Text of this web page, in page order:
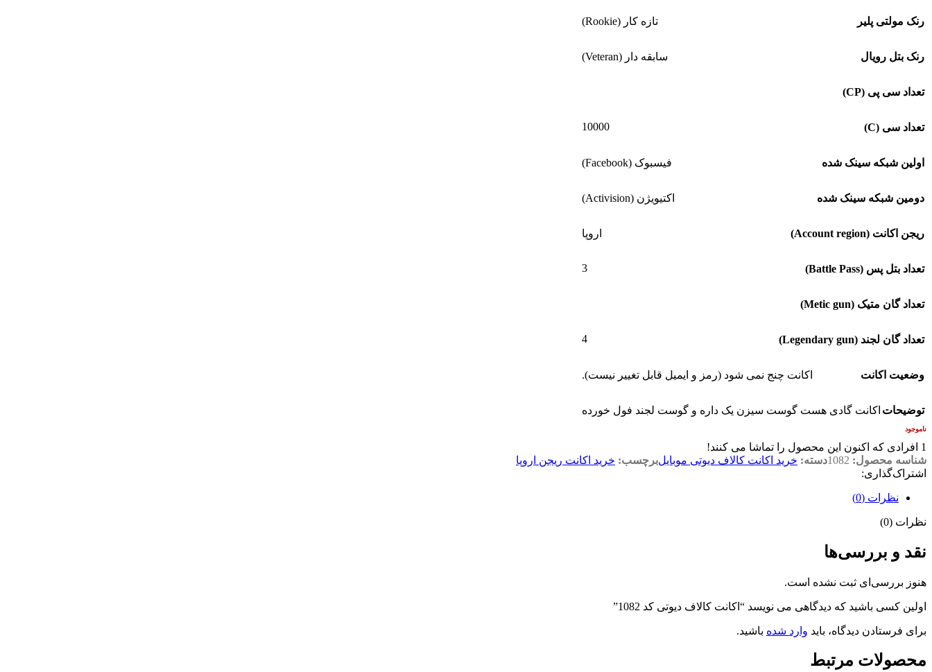
رنک مولتی پلیر تازه کار (Rookie)
رنک بتل رویال سابقه دار (Veteran)
تعداد سی پی (CP)
تعداد سی (C) 10000
اولین شبکه سینک شده فیسبوک (Facebook)
دومین شبکه سینک شده اکتیویژن (Activision)
ریجن اکانت (Account region) اروپا
تعداد بتل پس (Battle Pass) 3
تعداد گان متیک (Metic gun)
تعداد گان لجند (Legendary gun) 4
وضعیت اکانت اکانت چنج نمی شود (رمز و ایمیل قابل تغییر نیست).
توضیحات اکانت گادی هست گوست سیزن یک داره و گوست لجند فول خورده
ناموجود
1 افرادی که اکنون این محصول را تماشا می کنند!
شناسه محصول: 1082دسته: خرید اکانت کالاف دیوتی موبایلبرچسب: خرید اکانت ریجن اروپا
اشتراک‌گذاری:
نظرات (0)
نظرات (0)
نقد و بررسی‌ها
هنوز بررسی‌ای ثبت نشده است.
اولین کسی باشید که دیدگاهی می نویسد “اکانت کالاف دیوتی کد 1082”
برای فرستادن دیدگاه، باید وارد شده باشید.
محصولات مرتبط